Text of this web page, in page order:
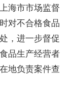
海市市场监督
对不合格食品
，进一步督促
品生产经营者
地负责案件查